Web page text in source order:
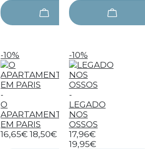
-10%
-
O
APARTAMENTO
EM PARIS
16,65€ 18,50€
-10%
-
LEGADO
NOS
OSSOS
17,96€
19,95€